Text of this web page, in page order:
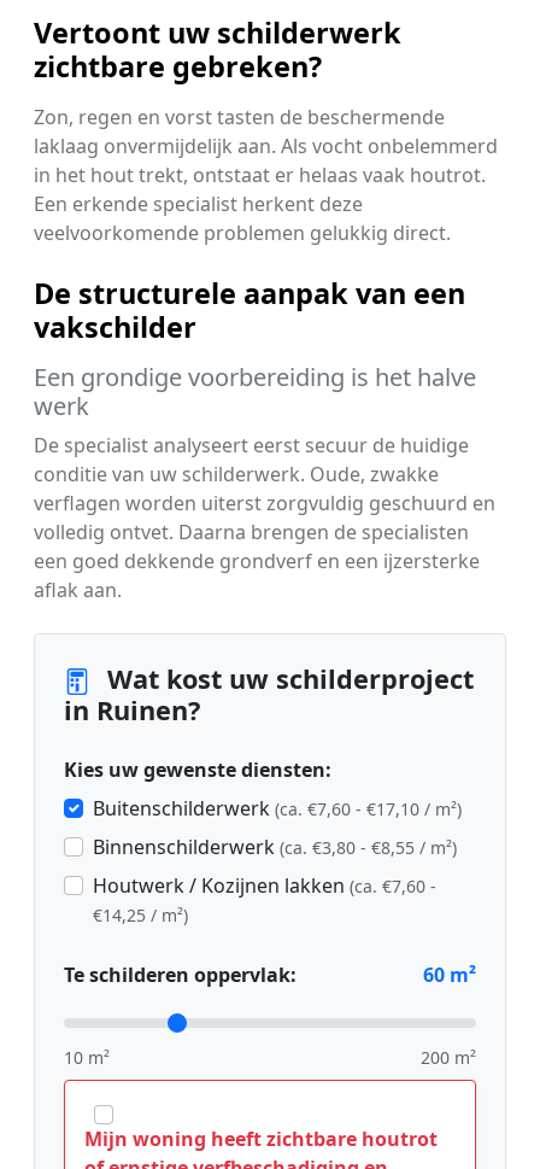
Vertoont uw schilderwerk
zichtbare gebreken?
Zon, regen en vorst tasten de beschermende
laklaag onvermijdelijk aan. Als vocht onbelemmerd
in het hout trekt, ontstaat er helaas vaak houtrot.
Een erkende specialist herkent deze
veelvoorkomende problemen gelukkig direct.
De structurele aanpak van een
vakschilder
Een grondige voorbereiding is het halve
werk
De specialist analyseert eerst secuur de huidige
conditie van uw schilderwerk. Oude, zwakke
verflagen worden uiterst zorgvuldig geschuurd en
volledig ontvet. Daarna brengen de specialisten
een goed dekkende grondverf en een ijzersterke
aflak aan.
Wat kost uw schilderproject
in Ruinen?
Kies uw gewenste diensten:
Buitenschilderwerk (ca. €7,60 - €17,10 / m²)
Binnenschilderwerk (ca. €3,80 - €8,55 / m²)
Houtwerk / Kozijnen lakken (ca. €7,60 -
€14,25 / m²)
Te schilderen oppervlak: 60 m²
10 m² 200 m²
Mijn woning heeft zichtbare houtrot